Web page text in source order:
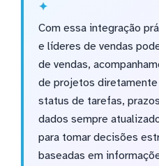
Com essa integração
e líderes de vendas
de vendas,
de projetos
status de tarefas,
dados sempre
para tomar decisões
baseadas em